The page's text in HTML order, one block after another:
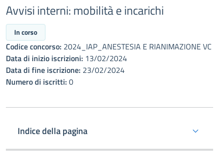
Avvisi interni: mobilità e incarichi
In corso
Codice concorso: 2024_IAP_ANESTESIA E RIANIMAZIONE VC
Data di inizio iscrizioni: 13/02/2024
Data di fine iscrizione: 23/02/2024
Numero di iscritti: 0
Indice della pagina